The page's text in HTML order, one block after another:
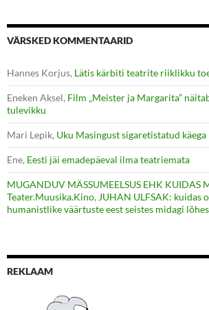
VÄRSKED KOMMENTAARID
Hannes Korjus, Lätis kärbiti teatrite riiklikku
Eneken Aksel, Film „Meister ja Margarita”
tulevikku
Mari Lepik, Uku Masingust sigaretistatud käega
Ene, Eesti jäi emadepäeval ilma teatriemata
MUGANDUV MÄSSUMEELSUS EHK KUIDAS
Teater.Muusika.Kino, JUHAN ULFSAK: kuidas
humanistlike väärtuste eest seistes midagi
REKLAAM